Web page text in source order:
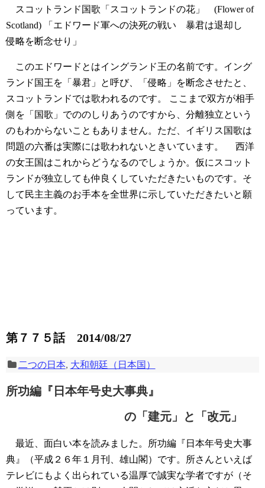
スコットランド国歌「スコットランドの花」 (Flower of
Scotland) 「エドワード軍への決死の戦い 暴君は退却し
侵略を断念せり」
このエドワードとはイングランド王の名前です。イング
ランド国王を「暴君」と呼び、「侵略」を断念させたと、
スコットランドでは歌われるのです。 ここまで双方が相手
側を「国歌」でののしりあうのですから、分離独立という
のもわからないこともありません。ただ、イギリス国歌は
問題の六番は実際には歌われないときいています。
西洋
の女王国はこれからどうなるのでしょうか。仮にスコット
ランドが独立しても仲良くしていただきたいものです。そ
して民主主義のお手本を全世界に示していただきたいと願
っています。
第７７５話 2014/08/27
二つの日本, 大和朝廷（日本国）
所功編『日本年号史大事典』
の「建元」と「改元」
最近、面白い本を読みました。所功編『日本年号史大事
典』（平成２６年１月刊、雄山閣）です。所さんといえば
テレビにもよく出られている温厚で誠実な学者ですが（そ